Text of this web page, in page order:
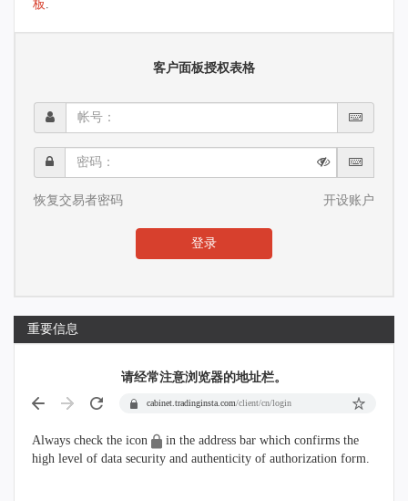
板 .
客户面板授权表格
号：
码：
恢复交易者密码
开设账户
登录
重要信息
请经常注意浏览器的地址栏。
cabinet.tradinginsta.com/client/cn/login
Always check the icon
in the address bar which confirms the
high level of data security and authenticity of authorization form.